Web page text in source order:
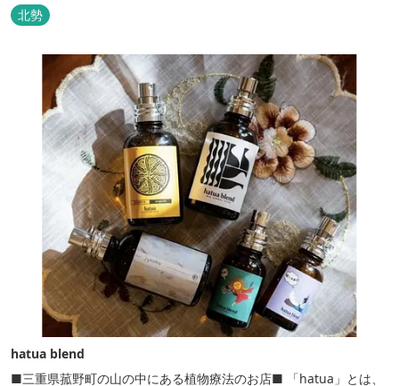
北勢
hatua blend
■三重県菰野町の山の中にある植物療法のお店■ 「hatua」とは、